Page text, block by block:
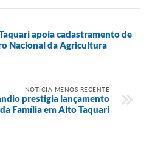
apoia cadastramento de
Nacional da Agricultura
NOTÍCIA MENOS RECENTE
prestigia lançamento
Família em Alto Taquari